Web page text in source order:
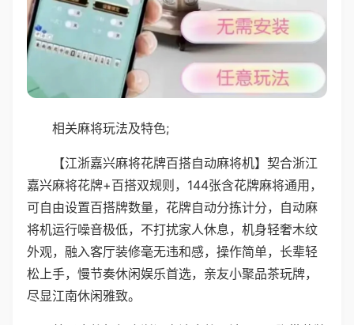
相关麻将玩法及特色;
【江浙嘉兴麻将花牌百搭自动麻将机】契合浙江
嘉兴麻将花牌+百搭双规则，144张含花牌麻将通用，
可自由设置百搭牌数量，花牌自动分拣计分，自动麻
将机运行噪音极低，不打扰家人休息，机身轻奢木纹
外观，融入客厅装修毫无违和感，操作简单，长辈轻
松上手，慢节奏休闲娱乐首选，亲友小聚品茶玩牌，
尽显江南休闲雅致。